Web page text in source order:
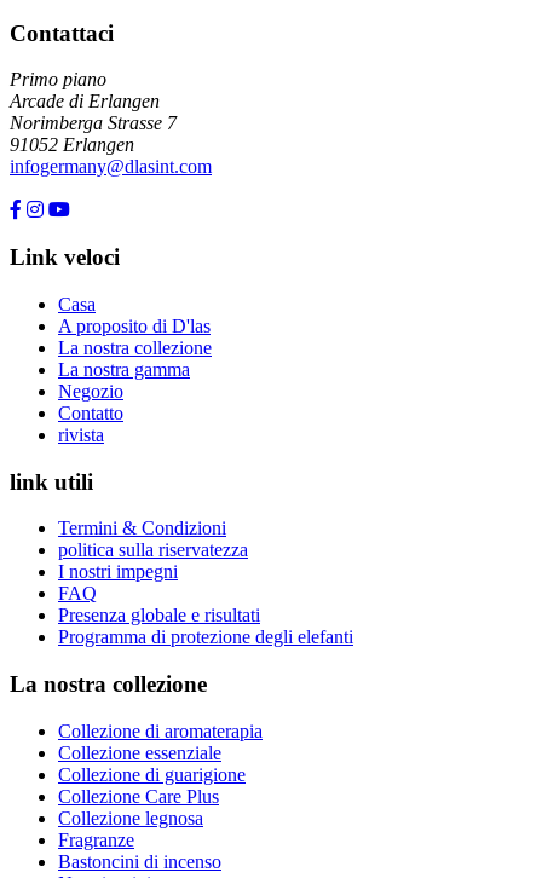
Contattaci
Primo piano
Arcade di Erlangen
Norimberga Strasse 7
91052 Erlangen
infogermany@dlasint.com
Link veloci
Casa
A proposito di D'las
La nostra collezione
La nostra gamma
Negozio
Contatto
rivista
link utili
Termini & Condizioni
politica sulla riservatezza
I nostri impegni
FAQ
Presenza globale e risultati
Programma di protezione degli elefanti
La nostra collezione
Collezione di aromaterapia
Collezione essenziale
Collezione di guarigione
Collezione Care Plus
Collezione legnosa
Fragranze
Bastoncini di incenso